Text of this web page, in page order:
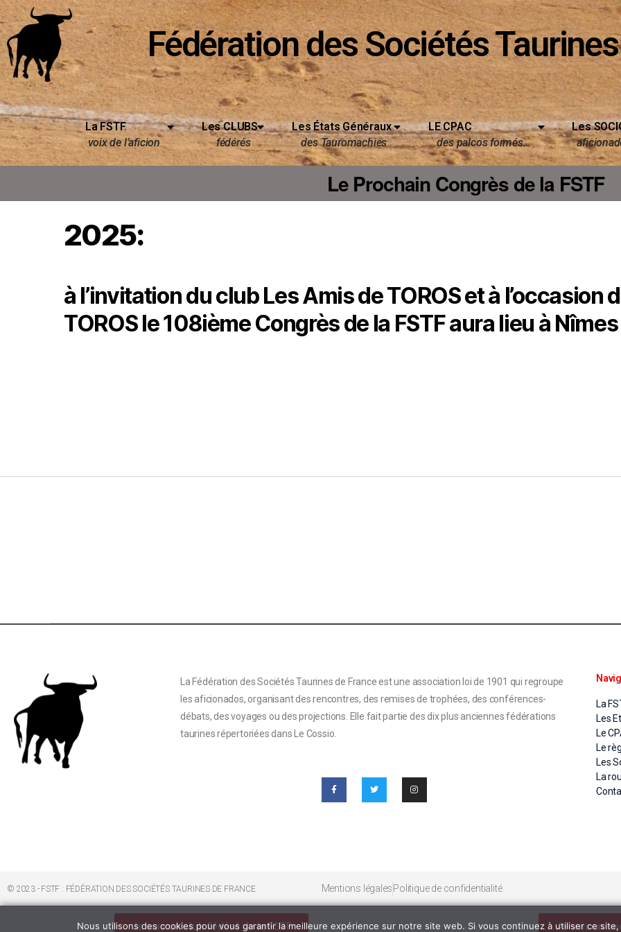
Fédération des Sociétés
La FSTF
voix de l’aficion
Les CLUBS
fédérés
Les États Généraux
des Tauromachies
LE CPAC
des palcos formés…
Les
Le Prochain Congrès de la FSTF
2025:
à l’invitation du club Les Amis de TOROS et à l’occasion
TOROS le 108ième Congrès de la FSTF aura lieu à
La Fédération des Sociétés Taurines de France est une association loi de 1901 qui regroupe
les aficionados, organisant des rencontres, des remises de trophées, des conférences-
débats, des voyages ou des projections. Elle fait partie des dix plus anciennes fédérations
taurines répertoriées dans Le Cossio.
La
Les
Le
Le
Les
La
© 2023 - FSTF : FÉDÉRATION DES SOCIÉTÉS TAURINES DE FRANCE Mentions légales Politique de confidentialité
Je suis un club fédéré de la FSTF Je suis un
Nous utilisons des cookies pour vous garantir la meilleure expérience sur notre site web. Si vous continuez à utiliser ce